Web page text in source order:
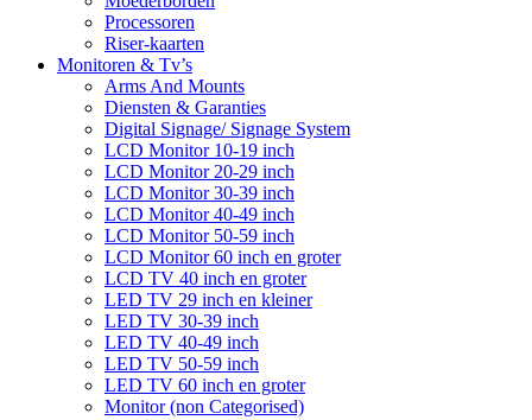
Processoren
Riser-kaarten
Monitoren & Tv’s
Arms And Mounts
Diensten & Garanties
Digital Signage/ Signage System
LCD Monitor 10-19 inch
LCD Monitor 20-29 inch
LCD Monitor 30-39 inch
LCD Monitor 40-49 inch
LCD Monitor 50-59 inch
LCD Monitor 60 inch en groter
LCD TV 40 inch en groter
LED TV 29 inch en kleiner
LED TV 30-39 inch
LED TV 40-49 inch
LED TV 50-59 inch
LED TV 60 inch en groter
Monitor (non Categorised)